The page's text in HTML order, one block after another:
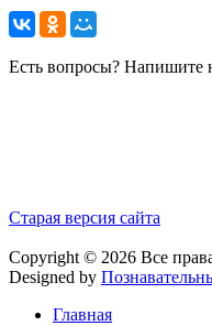
Есть вопросы? Напишите
Старая версия сайта
Copyright © 2026 Все
Designed by
Главная